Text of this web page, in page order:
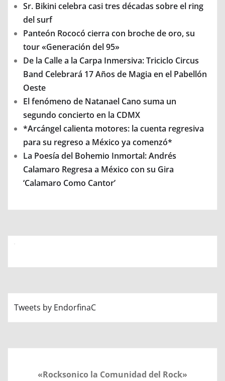
Sr. Bikini celebra casi tres décadas sobre el ring
del surf
Panteón Rococó cierra con broche de oro, su
tour «Generación del 95»
De la Calle a la Carpa Inmersiva: Triciclo Circus
Band Celebrará 17 Años de Magia en el Pabellón
Oeste
El fenómeno de Natanael Cano suma un
segundo concierto en la CDMX
*Arcángel calienta motores: la cuenta regresiva
para su regreso a México ya comenzó*
La Poesía del Bohemio Inmortal: Andrés
Calamaro Regresa a México con su Gira
‘Calamaro Como Cantor’
Tweets by EndorfinaC
«Rocksonico la Comunidad del Rock»